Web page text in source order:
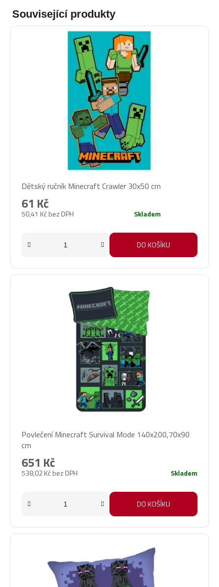
Související produkty
Dětský ručník Minecraft Crawler 30x50 cm
50,41 Kč bez DPH
61 Kč
Skladem
DO KOŠÍKU
Povlečení Minecraft Survival Mode 140x200,70x90
cm
538,02 Kč bez DPH
651 Kč
Skladem
DO KOŠÍKU